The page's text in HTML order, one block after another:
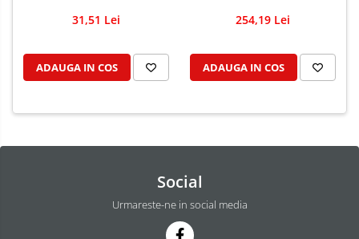
31,51 Lei
ADAUGA IN COS
254,19 Lei
ADAUGA IN COS
Social
Urmareste-ne in social media